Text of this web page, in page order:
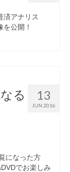
済アナリス
公開！
13
JUN 2016
る
になった方
でお楽しみ